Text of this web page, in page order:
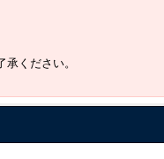
ください。